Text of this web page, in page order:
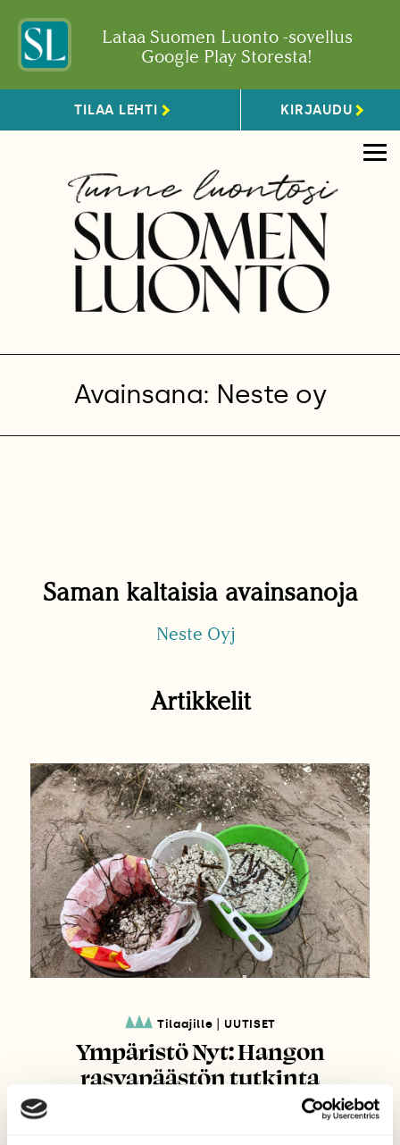
Lataa Suomen Luonto -sovellus
Google Play Storesta!
TILAA LEHTI KIRJAUDU
Avainsana: Neste oy
Saman kaltaisia avainsanoja
Neste Oyj
Artikkelit
Tilaajille UUTISET
Ympäristö Nyt: Hangon
rasvapäästön tutkinta
lopetettiin – rasvaa kerätty jo